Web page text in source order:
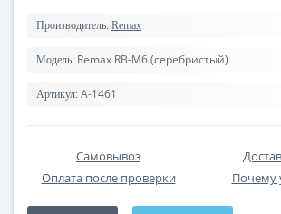
Производитель: Remax
Модель: Remax RB-M6 (cеребристый)
Артикул: A-1461
Самовывоз
Оплата после проверки
Почему